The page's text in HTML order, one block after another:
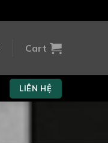
Cart
LIÊN HỆ